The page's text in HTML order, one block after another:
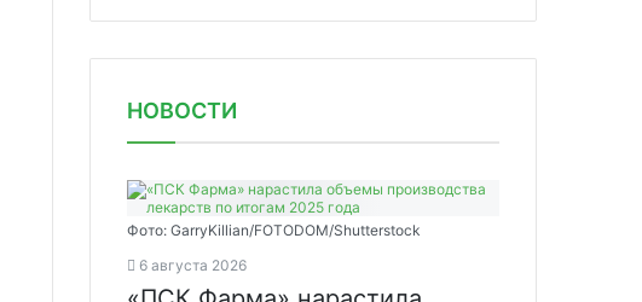
НОВОСТИ
Фото: GarryKillian/FOTODOM/Shutterstock
6 августа 2026